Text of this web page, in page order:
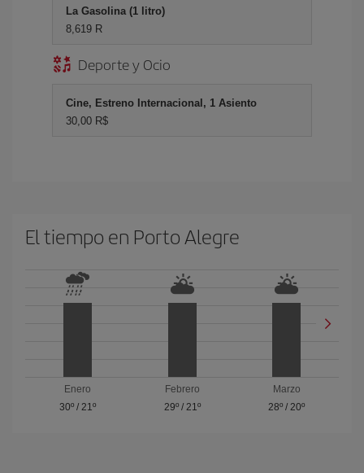
La Gasolina (1 litro)
8,619 R
Deporte y Ocio
Cine, Estreno Internacional, 1 Asiento
30,00 R$
El tiempo en Porto Alegre
Enero
30º/ 21º
Febrero
29º/ 21º
Marzo
28º / 20º